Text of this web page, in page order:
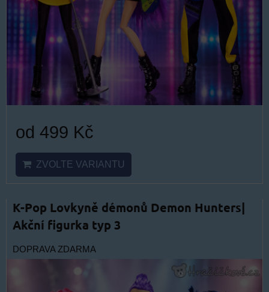
od 499 Kč
ZVOLTE VARIANTU
K-Pop Lovkyně démonů Demon Hunters|
Akční figurka typ 3
DOPRAVA ZDARMA